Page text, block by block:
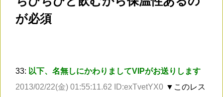
が必須
33: 以下、名無しにかわりましてVIPがお送りします
2013/02/22(金) 01:55:11.62 ID:exTvetYX0 ▼このレス